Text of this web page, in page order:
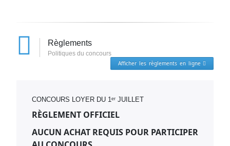
Règlements
Politiques du concours
Afficher les règlements en ligne
CONCOURS LOYER DU 1ᵉʳ JUILLET
RÈGLEMENT OFFICIEL
AUCUN ACHAT REQUIS POUR PARTICIPER